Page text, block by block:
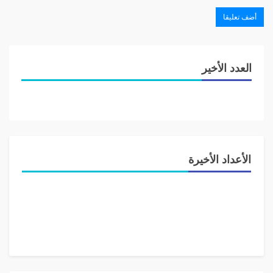
والمحاسبة والنفي لتستقيم أحوالنا وننعم بكرامة وشرف في
محرفي الثورة عن أهدافها».
العدد الأخير
الأعداد الأخيرة